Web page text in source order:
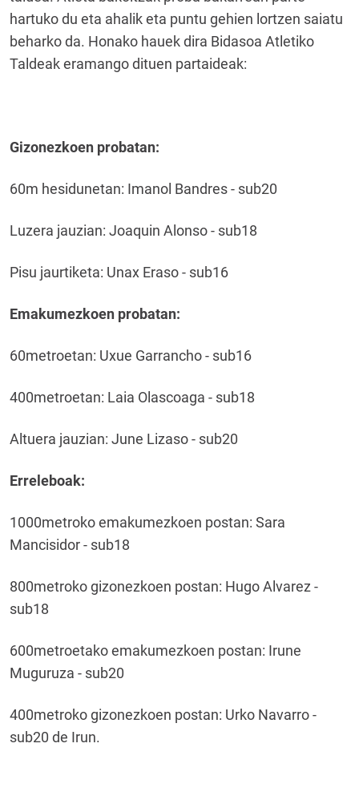
hartuko du eta ahalik eta puntu gehien lortzen saiatu
beharko da. Honako hauek dira Bidasoa Atletiko
Taldeak eramango dituen partaideak:
Gizonezkoen probatan:
60m hesidunetan: Imanol Bandres - sub20
Luzera jauzian: Joaquin Alonso - sub18
Pisu jaurtiketa: Unax Eraso - sub16
Emakumezkoen probatan:
60metroetan: Uxue Garrancho - sub16
400metroetan: Laia Olascoaga - sub18
Altuera jauzian: June Lizaso - sub20
Erreleboak:
1000metroko emakumezkoen postan: Sara
Mancisidor - sub18
800metroko gizonezkoen postan: Hugo Alvarez -
sub18
600metroetako emakumezkoen postan: Irune
Muguruza - sub20
400metroko gizonezkoen postan: Urko Navarro -
sub20 de Irun.